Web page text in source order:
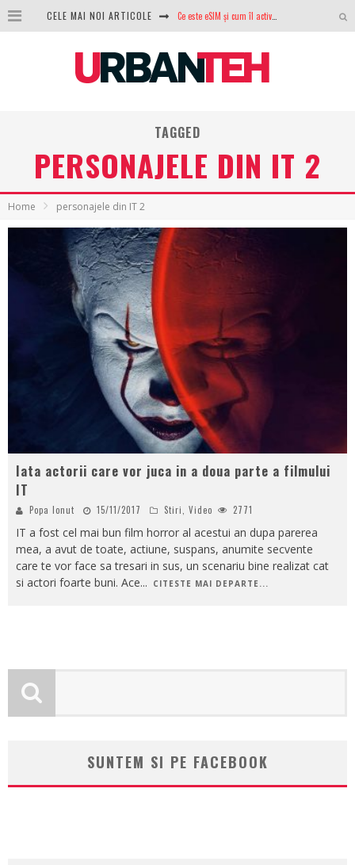
CELE MAI NOI ARTICOLE Ce este eSIM și cum îl activezi pe telefon? Ghid complet pentru Android și iPhone
TAGGED
PERSONAJELE DIN IT 2
Home personajele din IT 2
Iata actorii care vor juca in a doua parte a filmului
IT
Popa Ionut 15/11/2017 Stiri, Video 2771
IT a fost cel mai bun film horror al acestui an dupa parerea
mea, a avut de toate, actiune, suspans, anumite secvente
care te vor face sa tresari in sus, un scenariu bine realizat cat
si actori foarte buni. Ace... CITESTE MAI DEPARTE...
SUNTEM SI PE FACEBOOK